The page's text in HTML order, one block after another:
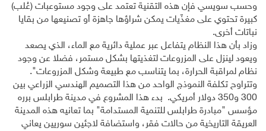
وحسب سويسي فإن هذه التقنية تعتمد على وجود مستوعبات (عُلب)
كبيرة تحتوي على مغذّيات يمكن شراؤها جاهزة أو تصنيعها من بقايا
نباتات أخرى.
وزاد بأن هذا النظام يتفاعل عبر عملية دائرية مع الماء، الذي يصعد
ويعود لينزل على المزروعات لتغذيتها بشكل مستمر، فضلا عن وجود
نظام لمراقبة الحرارة، بما يتناسب مع طبيعة وشكل المزروعات".
وتتراوح تكلفة النموذج الواحد من هذا التصميم الهندسي الزراعي بين
300 و350 دولار أمريكي. بدء هذا المشروع في مدينة طرابلس برره
مؤسس "مبادرة طرابلس للتنمية المستدامة" بما تعانيه هذه المدينة
العريقة التاريخية من حالات فقر، واستضافة لاجئين سوريين يعاني